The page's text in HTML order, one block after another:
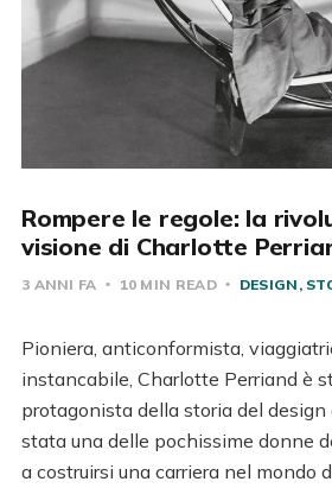
Rompere le regole: la
visione di Charlotte
3 ANNI FA 10 MIN READ DESIGN
Pioniera, anticonformista,
instancabile, Charlotte Perriand è
protagonista della storia del design
stata una delle pochissime donne
a costruirsi una carriera nel mondo